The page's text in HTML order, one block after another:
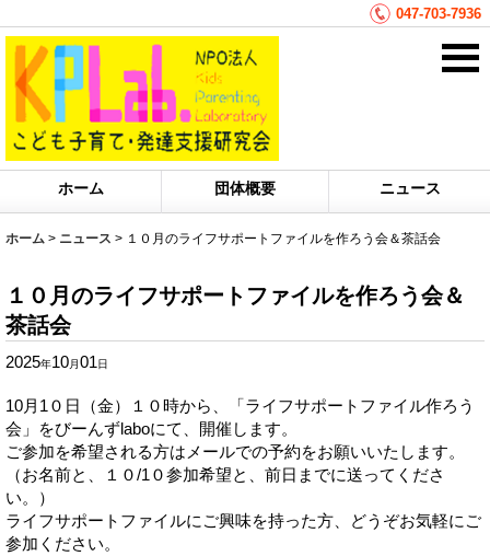
047-703-7936
ホーム 団体概要 ニュース
ホーム > ニュース > １０月のライフサポートファイルを作ろう会＆茶話会
１０月のライフサポートファイルを作ろう会＆
茶話会
2025年10月 01日
10月1０日（金）１０時から、「ライフサポートファイル作ろう
会」をびーんずlaboにて、開催します。
ご参加を希望される方はメールでの予約をお願いいたします。
（お名前と、１０/1０参加希望と、前日までに送ってくださ
い。）
ライフサポートファイルにご興味を持った方、どうぞお気軽にご
参加ください。